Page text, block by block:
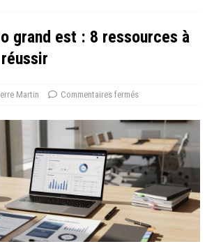
grand est : 8 ressources à
Martin Commentaires fermés